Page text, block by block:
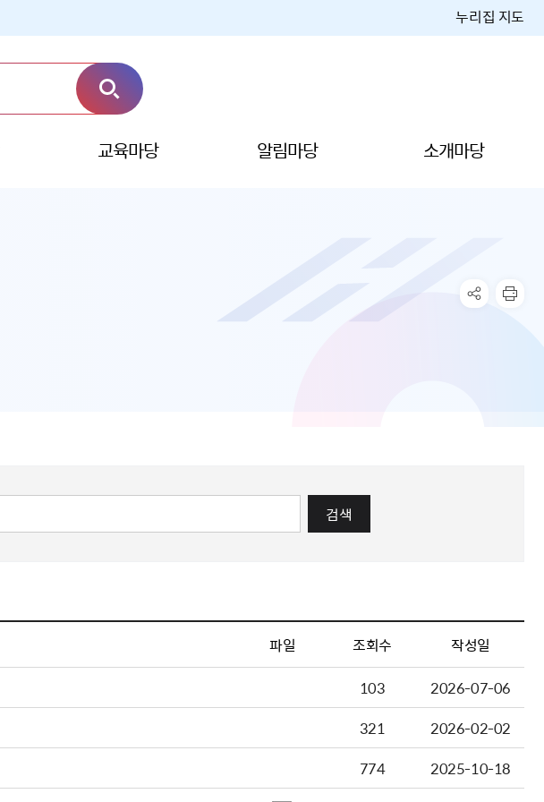
누리집 지도
교육마당 알림마당 소개마당
검색
파일 조회수
작성일
103
2026-07-06
321
2026-02-02
774
2025-10-18